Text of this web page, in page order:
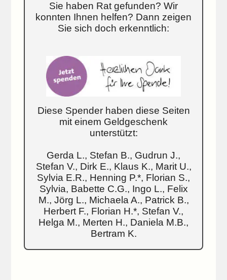
Sie haben Rat gefunden? Wir
konnten Ihnen helfen? Dann zeigen
Sie sich doch erkenntlich:
Diese Spender haben diese Seiten
mit einem Geldgeschenk
unterstützt:
Gerda L., Stefan B., Gudrun J.,
Stefan V., Dirk E., Klaus K., Marit U.,
Sylvia E.R., Henning P.*, Florian S.,
Sylvia, Babette C.G., Ingo L., Felix
M., Jörg L., Michaela A., Patrick B.,
Herbert F., Florian H.*, Stefan V.,
Helga M., Merten H., Daniela M.B.,
Bertram K.